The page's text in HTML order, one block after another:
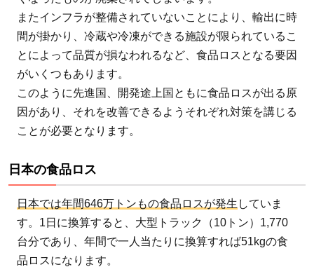
またインフラが整備されていないことにより、輸出に時
間が掛かり、冷蔵や冷凍ができる施設が限られているこ
とによって品質が損なわれるなど、食品ロスとなる要因
がいくつもあります。
このように先進国、開発途上国ともに食品ロスが出る原
因があり、それを改善できるようそれぞれ対策を講じる
ことが必要となります。
日本の食品ロス
日本では年間646万トンもの食品ロスが発生 していま
す。1日に換算すると、大型トラック（10トン）1,770
台分であり、年間で一人当たりに換算すれば51kgの食
品ロスになります。